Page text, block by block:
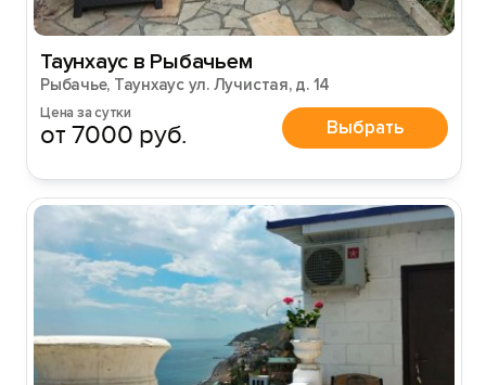
Таунхаус в Рыбачьем
Рыбачье, Таунхаус ул. Лучистая, д. 14
Цена за сутки
от 7000 руб. Выбрать